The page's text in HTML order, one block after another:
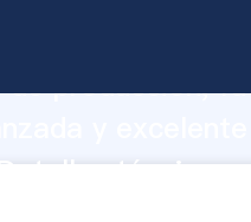
producción,
técnicos